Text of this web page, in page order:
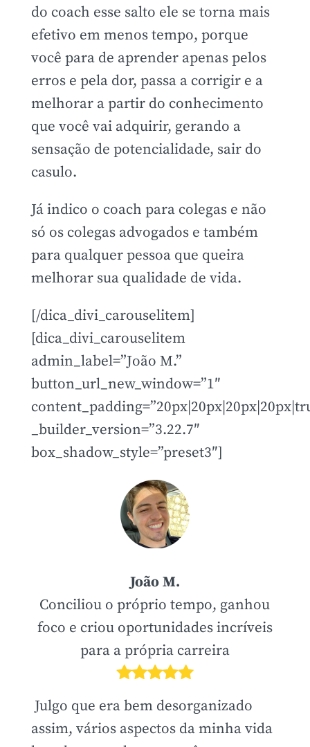
do coach esse salto ele se torna mais
efetivo em menos tempo, porque
você para de aprender apenas pelos
erros e pela dor, passa a corrigir e a
melhorar a partir do conhecimento
que você vai adquirir, gerando a
sensação de potencialidade, sair do
casulo.
Já indico o coach para colegas e não
só os colegas advogados e também
para qualquer pessoa que queira
melhorar sua qualidade de vida.
[/dica_divi_carouselitem]
[dica_divi_carouselitem
admin_label=”João M.”
button_url_new_window=”1″
_builder_version=”3.22.7″
box_shadow_style=”preset3″]
João M.
Conciliou o próprio tempo, ganhou
foco e criou oportunidades incríveis
para a própria carreira
Julgo que era bem desorganizado
assim, vários aspectos da minha vida